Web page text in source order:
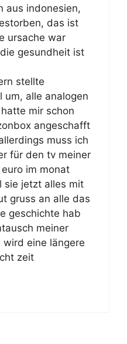
aus indonesien,
das ist
ursache war
gesundheit ist
stellte
um, alle analogen
mir schon
angeschafft
muss ich
für den tv meiner
im monat
sie jetzt alles mit
gruss an alle das
geschichte hab
meiner
eine längere
zeit